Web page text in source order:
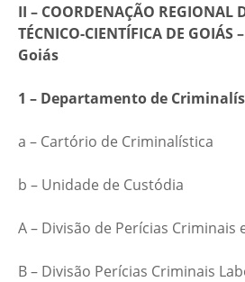
II – COORDENAÇÃO REGIONAL
TÉCNICO-CIENTÍFICA DE GOIÁS
Goiás
1 – Departamento de
a – Cartório de Criminalística
b – Unidade de Custódia
A – Divisão de Perícias Criminais
B – Divisão Perícias Criminais